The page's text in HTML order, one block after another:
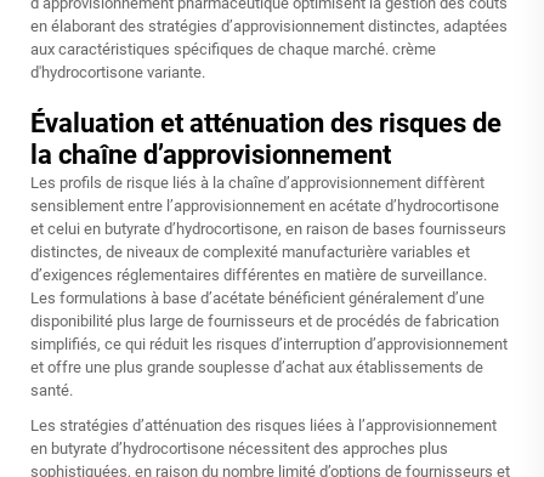
en élaborant des stratégies d’approvisionnement distinctes, adaptées
aux caractéristiques spécifiques de chaque marché. crème
d'hydrocortisone variante.
Évaluation et atténuation des risques de
la chaîne d’approvisionnement
Les profils de risque liés à la chaîne d’approvisionnement diffèrent
sensiblement entre l’approvisionnement en acétate d’hydrocortisone
et celui en butyrate d’hydrocortisone, en raison de bases fournisseurs
distinctes, de niveaux de complexité manufacturière variables et
d’exigences réglementaires différentes en matière de surveillance.
Les formulations à base d’acétate bénéficient généralement d’une
disponibilité plus large de fournisseurs et de procédés de fabrication
simplifiés, ce qui réduit les risques d’interruption d’approvisionnement
et offre une plus grande souplesse d’achat aux établissements de
santé.
Les stratégies d’atténuation des risques liées à l’approvisionnement
en butyrate d’hydrocortisone nécessitent des approches plus
sophistiquées, en raison du nombre limité d’options de fournisseurs et